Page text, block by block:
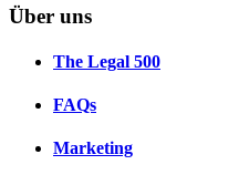
Über uns
The Legal 500
FAQs
Marketing